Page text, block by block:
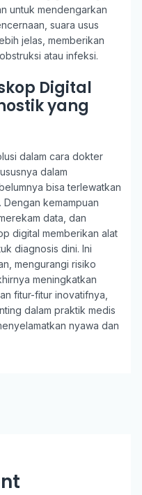
untuk mendengarkan
suara usus
jelas, memberikan
atau infeksi.
Digital
yang
dalam cara dokter
dalam
bisa terlewatkan
kemampuan
data, dan
digital memberikan alat
diagnosis dini. Ini
mengurangi risiko
meningkatkan
fitur-fitur inovatifnya,
dalam praktik medis
nyawa dan